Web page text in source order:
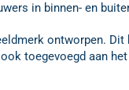
in binnen- en
ontworpen. Dit
toegevoegd aan